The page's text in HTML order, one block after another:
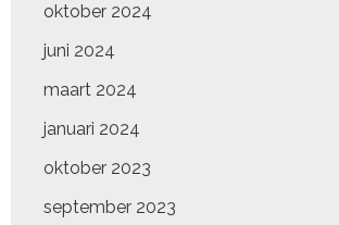
oktober 2024
juni 2024
maart 2024
januari 2024
oktober 2023
september 2023